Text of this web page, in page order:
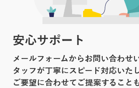
安心サポート
メールフォームからお問い合わせ
タッフが丁寧にスピード対応いたし
ご要望に合わせてご提案すること